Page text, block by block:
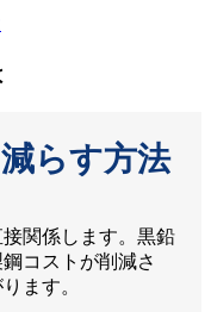
らす方法
関係します。黒鉛
コストが削減さ
ます。